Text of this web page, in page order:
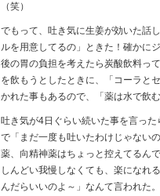
（笑）
でもって、吐き気に生姜が効いた話
ルを用意してるの」ときた！確かに
後の胃の負担を考えたら炭酸飲料っ
を飲もうとしたときに、「コーラと
かれた事もあるので、「薬は水で飲
吐き気が4日ぐらい続いた事を言っ
で「まだ一度も吐いたわけじゃない
薬、向精神薬はちょっと控えてるん
しんどい我慢しなくても、楽になれ
んだらいいのよ～」なんて言われた。